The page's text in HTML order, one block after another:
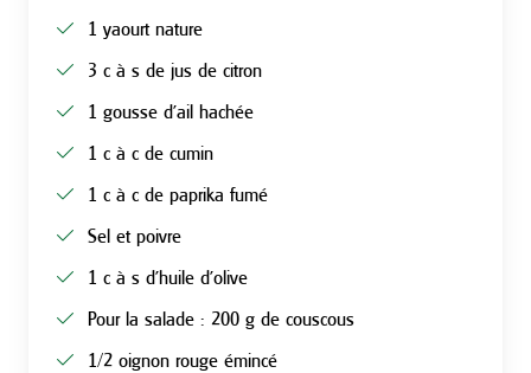
1 yaourt nature
3 c à s de jus de citron
1 gousse d’ail hachée
1 c à c de cumin
1 c à c de paprika fumé
Sel et poivre
1 c à s d’huile d’olive
Pour la salade : 200 g de couscous
1/2 oignon rouge émincé